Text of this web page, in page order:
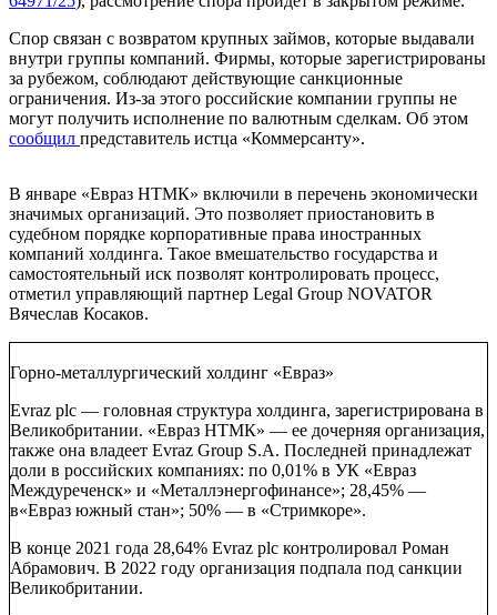
Спор связан с возвратом крупных займов, которые выдавали
внутри группы компаний. Фирмы, которые зарегистрированы
за рубежом, соблюдают действующие санкционные
ограничения. Из-за этого российские компании группы не
могут получить исполнение по валютным сделкам. Об этом
сообщил представитель истца «Коммерсанту».
В январе «Евраз НТМК» включили в перечень экономически
значимых организаций. Это позволяет приостановить в
судебном порядке корпоративные права иностранных
компаний холдинга. Такое вмешательство государства и
самостоятельный иск позволят контролировать процесс,
отметил управляющий партнер Legal Group NOVATOR
Вячеслав Косаков.
Горно-металлургический холдинг «Евраз»
Evraz plc — головная структура холдинга, зарегистрирована в
Великобритании. «Евраз НТМК» — ее дочерняя организация,
также она владеет Evraz Group S.A. Последней принадлежат
доли в российских компаниях: по 0,01% в УК «Евраз
Междуреченск» и «Металлэнергофинансе»; 28,45% —
в«Евраз южный стан»; 50% — в «Стримкоре».
В конце 2021 года 28,64% Evraz plc контролировал Роман
Абрамович. В 2022 году организация подпала под санкции
Великобритании.